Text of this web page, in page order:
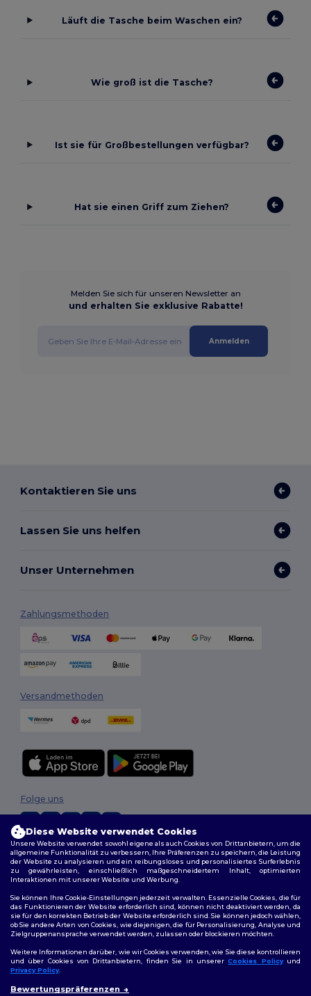
Läuft die Tasche beim Waschen ein?
Wie groß ist die Tasche?
Ist sie für Großbestellungen verfügbar?
Hat sie einen Griff zum Ziehen?
Melden Sie sich für unseren Newsletter an
und erhalten Sie exklusive Rabatte!
Anmelden
Kontaktieren Sie uns
Lassen Sie uns helfen
Unser Unternehmen
Zahlungsmethoden
Versandmethoden
2026. Alle Rechte vorbehalten
Allgemeine Geschäftsbedingungen|Personalisierungsrichtlinien|
Datenschutzbestimmungen|Cookie-Richtlinie| Site Map
Folge uns
Diese Website verwendet Cookies
Unsere Website verwendet sowohl eigene als auch Cookies von Drittanbietern, um die
allgemeine Funktionalität zu verbessern, Ihre Präferenzen zu speichern, die Leistung
der Website zu analysieren und ein reibungsloses und personalisiertes Surferlebnis
zu gewährleisten, einschließlich maßgeschneidertem Inhalt, optimierten
Interaktionen mit unserer Website und Werbung.
Sie können Ihre Cookie-Einstellungen jederzeit verwalten. Essenzielle Cookies, die für
das Funktionieren der Website erforderlich sind, können nicht deaktiviert werden, da
sie für den korrekten Betrieb der Website erforderlich sind. Sie können jedoch wählen,
ob Sie andere Arten von Cookies, wie diejenigen, die für Personalisierung, Analyse und
Zielgruppenansprache verwendet werden, zulassen oder blockieren möchten.
Weitere Informationen darüber, wie wir Cookies verwenden, wie Sie diese kontrollieren
und über Cookies von Drittanbietern, finden Sie in unsererCookies Policyund
Privacy Policy.
Bewertungspräferenzen